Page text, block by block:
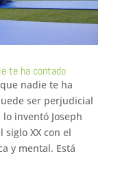
te ha contado
nadie te ha
ser perjudicial
inventó Joseph
XX con el
y mental. Está